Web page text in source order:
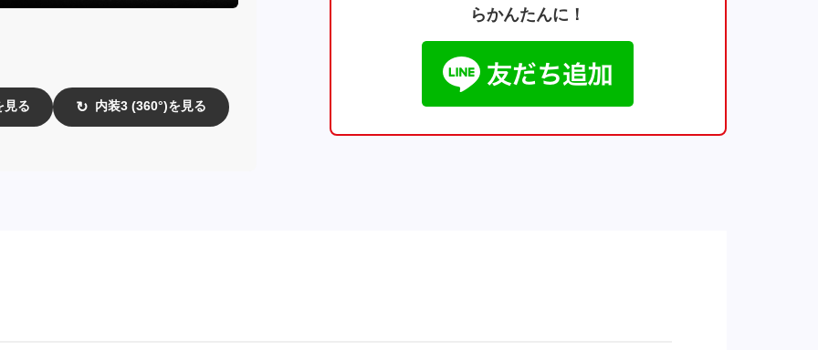
見る ↻ 内装3 (360°)を見る
らかんたんに！